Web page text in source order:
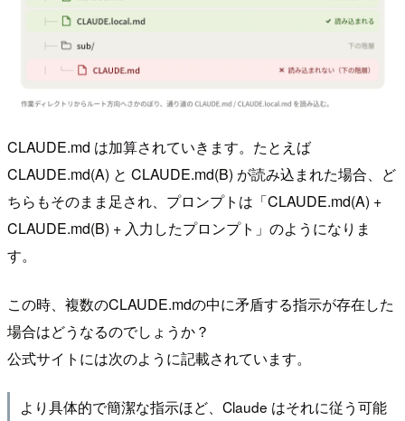
CLAUDE.md は加算されていきます。たとえば
CLAUDE.md(A) と CLAUDE.md(B) が読み込まれた場合、ど
ちらもそのまま足され、プロンプトは「CLAUDE.md(A) +
CLAUDE.md(B) + 入力したプロンプト」のようになりま
す。
この時、複数のCLAUDE.mdの中に矛盾する指示が存在した
場合はどうなるのでしょうか？
公式サイトには次のように記載されています。
より具体的で簡潔な指示ほど、Claude はそれに従う可能